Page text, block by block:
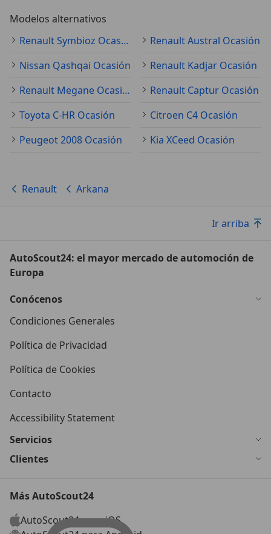
Modelos alternativos
Renault Symbioz Ocasión
Renault Austral Ocasión
Nissan Qashqai Ocasión
Renault Kadjar Ocasión
Renault Megane Ocasión
Renault Captur Ocasión
Toyota C-HR Ocasión
Citroen C4 Ocasión
Peugeot 2008 Ocasión
Kia XCeed Ocasión
Renault Arkana
Ir arriba
AutoScout24: el mayor mercado de automoción de
Europa
Conócenos
Condiciones Generales
Política de Privacidad
Política de Cookies
Contacto
Accessibility Statement
Servicios
Clientes
Más AutoScout24
AutoScout24 para iOS